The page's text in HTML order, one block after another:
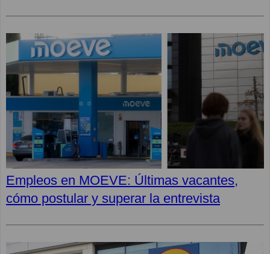
Empleos en MOEVE: Últimas vacantes,
cómo postular y superar la entrevista